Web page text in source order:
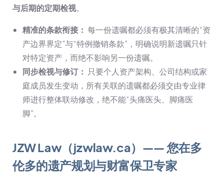
与后期的定期检视。
精准的条款衔接： 每一份遗嘱都必须有极其清晰的“资
产边界界定”与“特例撤销条款”，明确说明新遗嘱只针
对特定资产，而绝不影响另一份遗嘱。
同步检视与修订： 只要个人资产架构、公司结构或家
庭成员发生变动，所有关联的遗嘱都必须交由专业律
师进行整体联动修改，绝不能“头痛医头、脚痛医
脚”。
JZW Law（jzwlaw.ca）—— 您在多
伦多的遗产规划与财富保卫专家